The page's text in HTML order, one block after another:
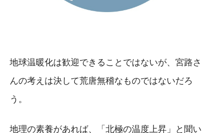
地球温暖化は歓迎できることではないが、宮路さ
んの考えは決して荒唐無稽なものではないだろ
う。
地理の素養があれば、「北極の温度上昇」と聞い